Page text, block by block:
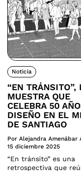
Noticia
“EN TRÁNSITO”,
MUESTRA QUE
CELEBRA 50
DISEÑO EN EL
DE SANTIAGO
Por Alejandra Amenábar
15 diciembre 2025
“En tránsito” es una
retrospectiva que